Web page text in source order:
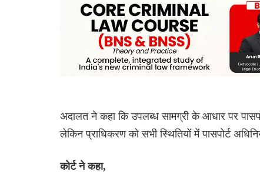
अदालत ने कहा कि उपलब्ध सामग्री के आधार पर
लेकिन प्राधिकरण को सभी स्थितियों में पासपोर्ट
कोर्ट ने कहा,